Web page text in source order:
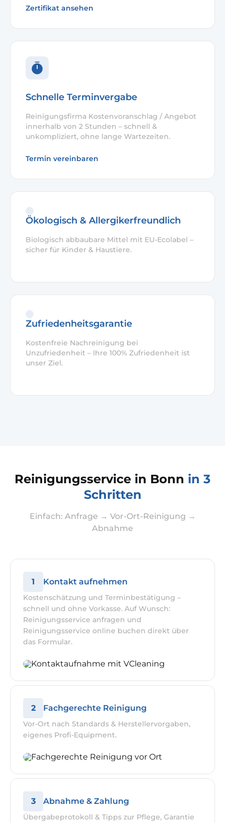
Zertifikat ansehen
Schnelle Terminvergabe
Reinigungsfirma Kostenvoranschlag / Angebot
innerhalb von 2 Stunden – schnell &
unkompliziert, ohne lange Wartezeiten.
Termin vereinbaren
Ökologisch & Allergikerfreundlich
Biologisch abbaubare Mittel mit EU-Ecolabel –
sicher für Kinder & Haustiere.
Zufriedenheitsgarantie
Kostenfreie Nachreinigung bei
Unzufriedenheit – Ihre 100% Zufriedenheit ist
unser Ziel.
Reinigungsservice in Bonn in 3
Schritten
Einfach: Anfrage → Vor-Ort-Reinigung →
Abnahme
1 Kontakt aufnehmen
Kostenschätzung und Terminbestätigung –
schnell und ohne Vorkasse. Auf Wunsch:
Reinigungsservice anfragen und
Reinigungsservice online buchen direkt über
das Formular.
2 Fachgerechte Reinigung
Vor-Ort nach Standards & Herstellervorgaben,
eigenes Profi-Equipment.
3 Abnahme & Zahlung
Übergabeprotokoll & Tipps zur Pflege, Garantie